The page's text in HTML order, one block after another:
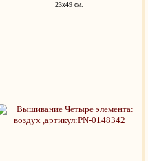
23x49 см.